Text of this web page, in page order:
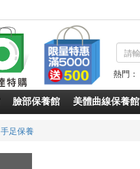
熱門：
臉部保養館 美體曲線保養館
手足保養